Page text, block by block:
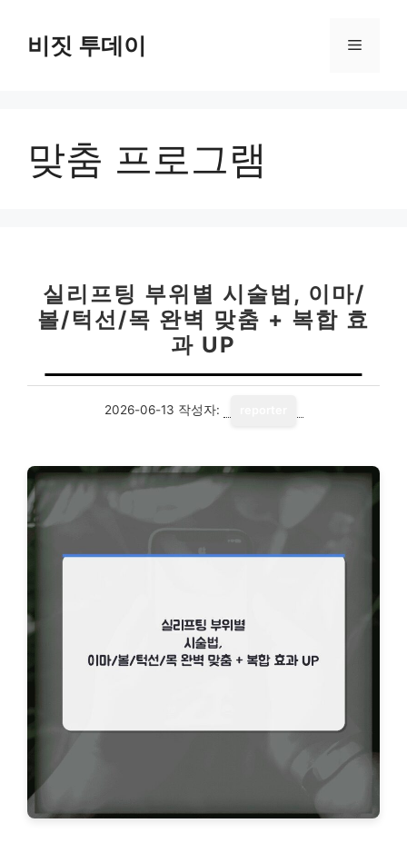
비짓 투데이 메
맞춤 프로그램
실리프팅 부위별 시술법, 이마/
볼/턱선/목 완벽 맞춤 + 복합 효
과 UP
2026-06-13 작성자: